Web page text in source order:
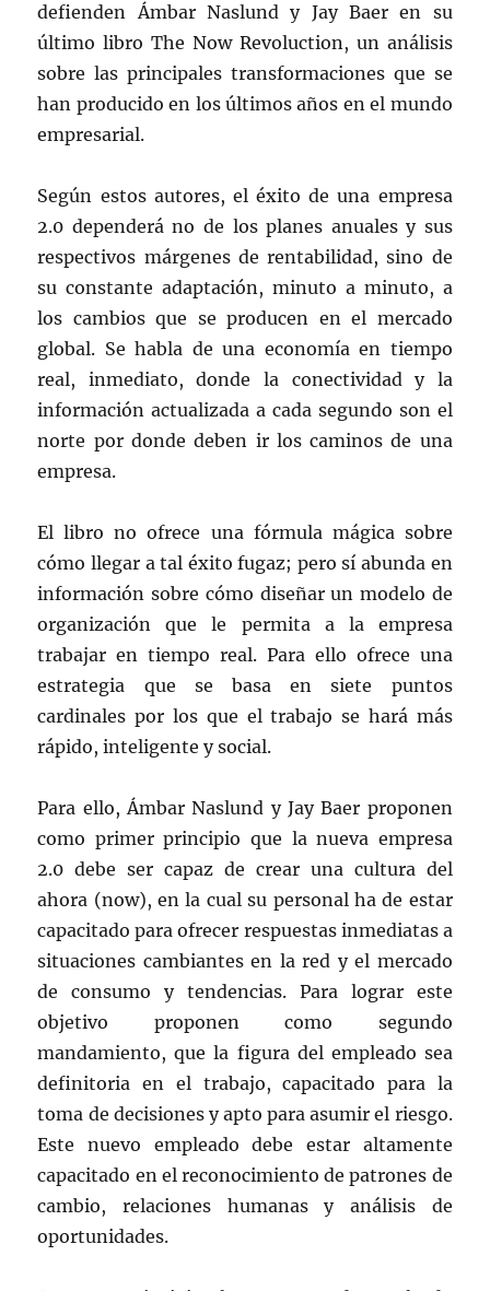
defienden Ámbar Naslund y Jay Baer en su
último libro The Now Revoluction, un análisis
sobre las principales transformaciones que se
han producido en los últimos años en el mundo
empresarial.
Según estos autores, el éxito de una empresa
2.0 dependerá no de los planes anuales y sus
respectivos márgenes de rentabilidad, sino de
su constante adaptación, minuto a minuto, a
los cambios que se producen en el mercado
global. Se habla de una economía en tiempo
real, inmediato, donde la conectividad y la
información actualizada a cada segundo son el
norte por donde deben ir los caminos de una
empresa.
El libro no ofrece una fórmula mágica sobre
cómo llegar a tal éxito fugaz; pero sí abunda en
información sobre cómo diseñar un modelo de
organización que le permita a la empresa
trabajar en tiempo real. Para ello ofrece una
estrategia que se basa en siete puntos
cardinales por los que el trabajo se hará más
rápido, inteligente y social.
Para ello, Ámbar Naslund y Jay Baer proponen
como primer principio que la nueva empresa
2.0 debe ser capaz de crear una cultura del
ahora (now), en la cual su personal ha de estar
capacitado para ofrecer respuestas inmediatas a
situaciones cambiantes en la red y el mercado
de consumo y tendencias. Para lograr este
objetivo proponen como segundo
mandamiento, que la figura del empleado sea
definitoria en el trabajo, capacitado para la
toma de decisiones y apto para asumir el riesgo.
Este nuevo empleado debe estar altamente
capacitado en el reconocimiento de patrones de
cambio, relaciones humanas y análisis de
oportunidades.